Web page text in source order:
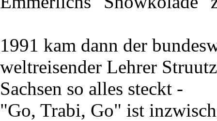
1991 kam dann der
weltreisender Lehrer
Sachsen so alles steckt -
"Go, Trabi, Go" ist